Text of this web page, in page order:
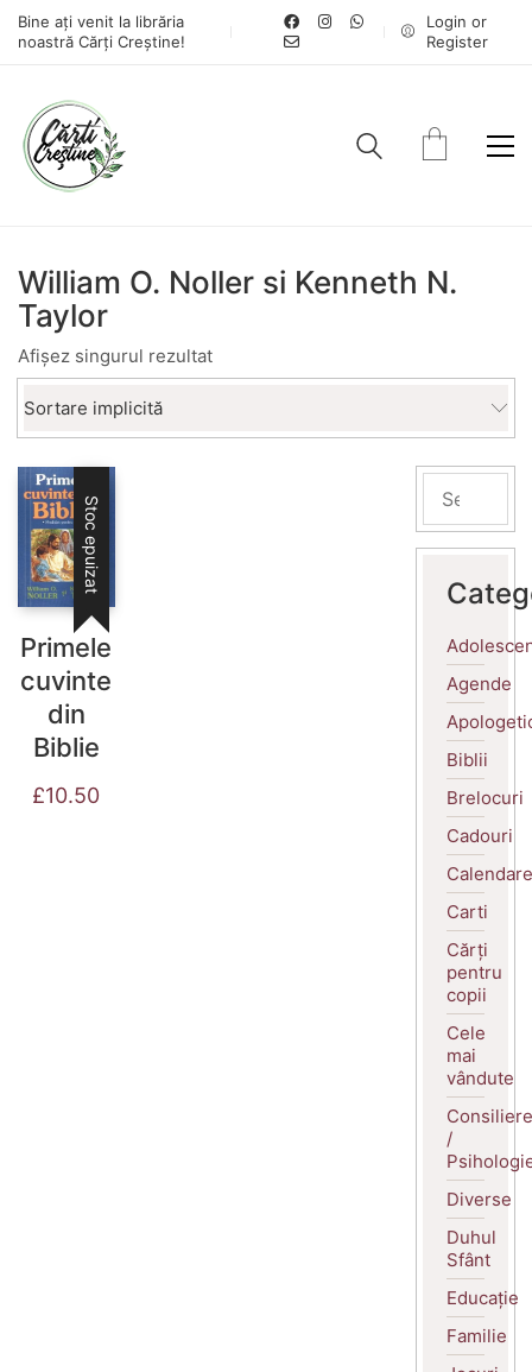
Bine ați venit la librăria
noastră Cărți Creștine!
Login or
Register
William O. Noller si Kenneth N.
Taylor
Afișez singurul rezultat
Sortare implicită
Stoc epuizat
Primele
cuvinte
din
Biblie
£10.50
Agende
Biblii
Brelocuri
Cadouri
Calendare
Carti
Cărți
pentru
copii
Cele
mai
vândute
Consiliere
/
Diverse
Duhul
Sfânt
Educație
Familie